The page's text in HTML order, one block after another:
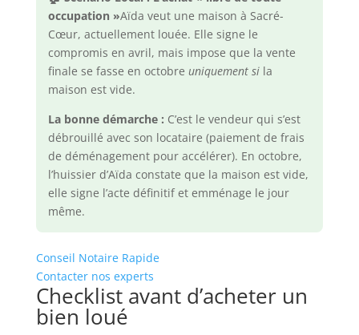
occupation »Aïda veut une maison à Sacré-
Cœur, actuellement louée. Elle signe le
compromis en avril, mais impose que la vente
finale se fasse en octobre uniquement sila
maison est vide.
La bonne démarche : C’est le vendeur qui s’est
débrouillé avec son locataire (paiement de frais
de déménagement pour accélérer). En octobre,
l’huissier d’Aïda constate que la maison est vide,
elle signe l’acte définitif et emménage le jour
même.
Conseil Notaire Rapide
Contacter nos experts
Checklist avant d’acheter un
bien loué